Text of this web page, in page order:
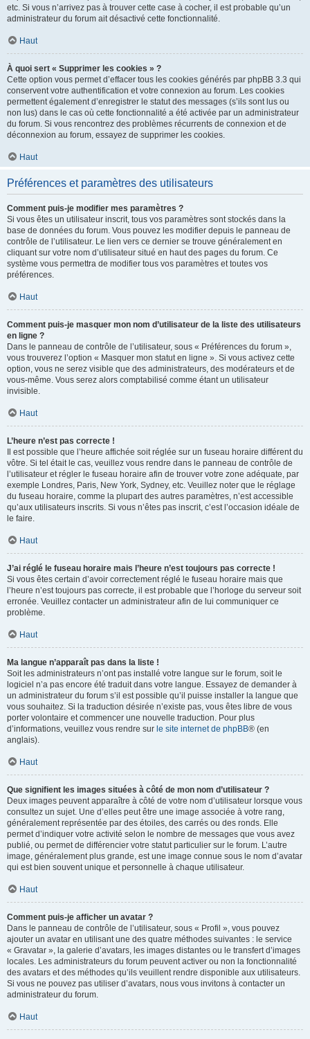
etc. Si vous n’arrivez pas à trouver cette case à cocher, il est probable qu’un
administrateur du forum ait désactivé cette fonctionnalité.
Haut
À quoi sert « Supprimer les cookies » ?
Cette option vous permet d’effacer tous les cookies générés par phpBB 3.3 qui
conservent votre authentification et votre connexion au forum. Les cookies
permettent également d’enregistrer le statut des messages (s’ils sont lus ou
non lus) dans le cas où cette fonctionnalité a été activée par un administrateur
du forum. Si vous rencontrez des problèmes récurrents de connexion et de
déconnexion au forum, essayez de supprimer les cookies.
Haut
Préférences et paramètres des utilisateurs
Comment puis-je modifier mes paramètres ?
Si vous êtes un utilisateur inscrit, tous vos paramètres sont stockés dans la
base de données du forum. Vous pouvez les modifier depuis le panneau de
contrôle de l’utilisateur. Le lien vers ce dernier se trouve généralement en
cliquant sur votre nom d’utilisateur situé en haut des pages du forum. Ce
système vous permettra de modifier tous vos paramètres et toutes vos
préférences.
Haut
Comment puis-je masquer mon nom d’utilisateur de la liste des utilisateurs
en ligne ?
Dans le panneau de contrôle de l’utilisateur, sous « Préférences du forum »,
vous trouverez l’option « Masquer mon statut en ligne ». Si vous activez cette
option, vous ne serez visible que des administrateurs, des modérateurs et de
vous-même. Vous serez alors comptabilisé comme étant un utilisateur
invisible.
Haut
L’heure n’est pas correcte !
Il est possible que l’heure affichée soit réglée sur un fuseau horaire différent du
vôtre. Si tel était le cas, veuillez vous rendre dans le panneau de contrôle de
l’utilisateur et régler le fuseau horaire afin de trouver votre zone adéquate, par
exemple Londres, Paris, New York, Sydney, etc. Veuillez noter que le réglage
du fuseau horaire, comme la plupart des autres paramètres, n’est accessible
qu’aux utilisateurs inscrits. Si vous n’êtes pas inscrit, c’est l’occasion idéale de
le faire.
Haut
J’ai réglé le fuseau horaire mais l’heure n’est toujours pas correcte !
Si vous êtes certain d’avoir correctement réglé le fuseau horaire mais que
l’heure n’est toujours pas correcte, il est probable que l’horloge du serveur soit
erronée. Veuillez contacter un administrateur afin de lui communiquer ce
problème.
Haut
Ma langue n’apparaît pas dans la liste !
Soit les administrateurs n’ont pas installé votre langue sur le forum, soit le
logiciel n’a pas encore été traduit dans votre langue. Essayez de demander à
un administrateur du forum s’il est possible qu’il puisse installer la langue que
vous souhaitez. Si la traduction désirée n’existe pas, vous êtes libre de vous
porter volontaire et commencer une nouvelle traduction. Pour plus
d’informations, veuillez vous rendre sur le site internet de phpBB® (en
anglais).
Haut
Que signifient les images situées à côté de mon nom d’utilisateur ?
Deux images peuvent apparaître à côté de votre nom d’utilisateur lorsque vous
consultez un sujet. Une d’elles peut être une image associée à votre rang,
généralement représentée par des étoiles, des carrés ou des ronds. Elle
permet d’indiquer votre activité selon le nombre de messages que vous avez
publié, ou permet de différencier votre statut particulier sur le forum. L’autre
image, généralement plus grande, est une image connue sous le nom d’avatar
qui est bien souvent unique et personnelle à chaque utilisateur.
Haut
Comment puis-je afficher un avatar ?
Dans le panneau de contrôle de l’utilisateur, sous « Profil », vous pouvez
ajouter un avatar en utilisant une des quatre méthodes suivantes : le service
« Gravatar », la galerie d’avatars, les images distantes ou le transfert d’images
locales. Les administrateurs du forum peuvent activer ou non la fonctionnalité
des avatars et des méthodes qu’ils veuillent rendre disponible aux utilisateurs.
Si vous ne pouvez pas utiliser d’avatars, nous vous invitons à contacter un
administrateur du forum.
Haut